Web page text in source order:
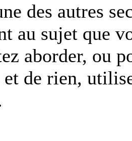
des autres
au sujet que
aborder, ou
et de rien,